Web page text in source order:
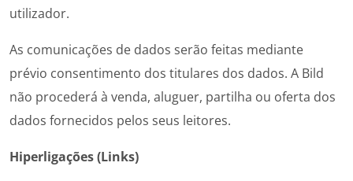
utilizador.
As comunicações de dados serão feitas mediante
prévio consentimento dos titulares dos dados. A Bild
não procederá à venda, aluguer, partilha ou oferta dos
dados fornecidos pelos seus leitores.
Hiperligações (Links)